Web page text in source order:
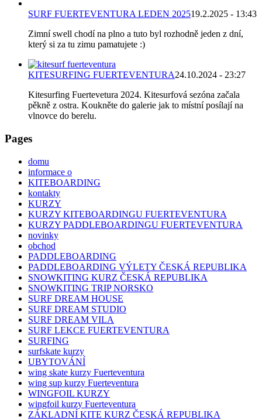
SURF FUERTEVENTURA LEDEN 202519.2.2025 - 13:43
Zimní swell chodí na plno a tuto byl rozhodně jeden z dní,
který si za tu zimu pamatujete :)
KITESURFING FUERTEVENTURA24.10.2024 - 23:27
Kitesurfing Fuertevetura 2024. Kitesurfová sezóna začala
pěkně z ostra. Koukněte do galerie jak to místní posílají na
vlnovce do berelu.
Pages
domu
informace o
KITEBOARDING
kontakty
KURZY
KURZY KITEBOARDINGU FUERTEVENTURA
KURZY PADDLEBOARDINGU FUERTEVENTURA
novinky
obchod
PADDLEBOARDING
PADDLEBOARDING VÝLETY ČESKÁ REPUBLIKA
SNOWKITING KURZ ČESKÁ REPUBLIKA
SNOWKITING TRIP NORSKO
SURF DREAM HOUSE
SURF DREAM STUDIO
SURF DREAM VILA
SURF LEKCE FUERTEVENTURA
SURFING
surfskate kurzy
UBYTOVÁNÍ
wing skate kurzy Fuerteventura
wing sup kurzy Fuerteventura
WINGFOIL KURZY
wingfoil kurzy Fuerteventura
ZÁKLADNÍ KITE KURZ ČESKÁ REPUBLIKA